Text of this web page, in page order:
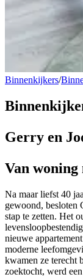
Binnenkijkers/
Gerry en
Van
Na maar liefst 40
gewoond, besloten
stap te zetten. Het
nieuwe
moderne
kwamen ze terecht
zoektocht, werd